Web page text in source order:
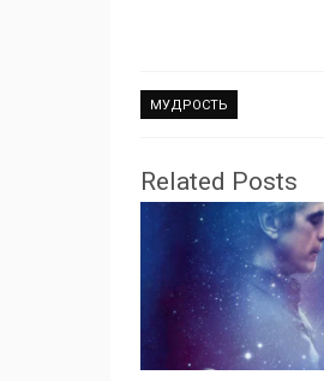
МУДРОСТЬ
Related Posts